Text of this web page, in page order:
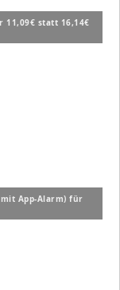
11,09€ statt 16,14€
App-Alarm) für